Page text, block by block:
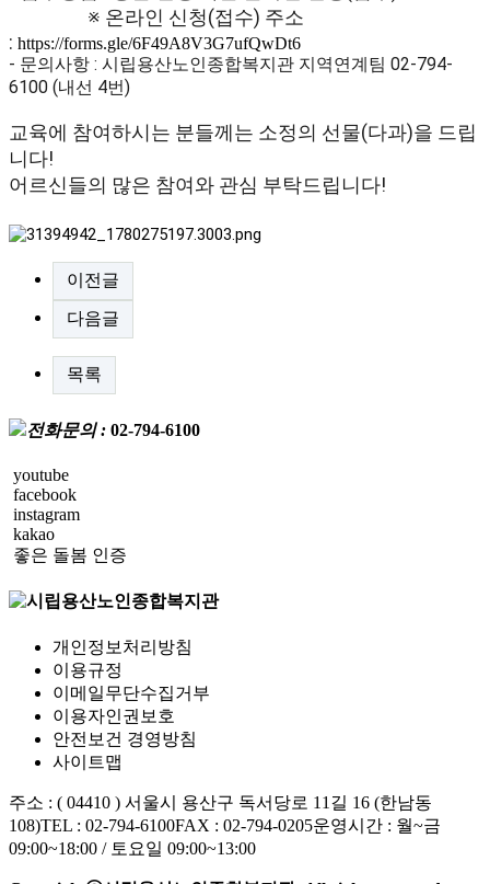
※ 온라인 신청(접수) 주소
: https://forms.gle/6F49A8V3G7ufQwDt6
- 문의사항 : 시립용산노인종합복지관 지역연계팀 02-794-
6100 (내선 4번)
교육에 참여하시는 분들께는 소정의 선물(다과)을 드립
니다!
어르신들의 많은 참여와 관심 부탁드립니다!
이전글
다음글
목록
전화문의 : 02-794-6100
youtube
facebook
instagram
kakao
좋은 돌봄 인증
개인정보처리방침
이용규정
이메일무단수집거부
이용자인권보호
안전보건 경영방침
사이트맵
주소 : ( 04410 ) 서울시 용산구 독서당로 11길 16 (한남동
108)TEL : 02-794-6100FAX : 02-794-0205운영시간 : 월~금
09:00~18:00 / 토요일 09:00~13:00